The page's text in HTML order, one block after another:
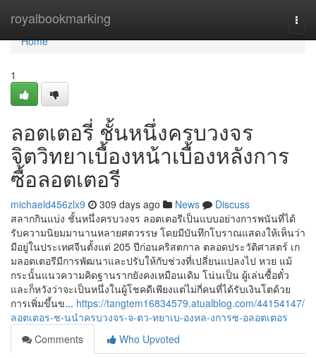
royalbookmarking
Home
Home
1
ลอตเตอรี่ ชั้นหนึ่งครบวงจร
จิตวิทยาเบื้องหน้าเบื้องหลังการ
ซื้อลอตเตอรี
michaeld456zlx9 309 days ago News
Discuss
สลากกินแบ่ง ชั้นหนึ่งครบวงจร ลอตเตอรีเป็นแบบอย่างการพนันที่ได้
รับความนิยมมานานหลายศตวรรษ โดยมีบันทึกโบราณแสดงให้เห็นว่า
มีอยู่ในประเทศจีนตั้งแต่ 205 ปีก่อนคริสตกาล ตลอดประวัติศาสตร์ เก
มลอตเตอรีมีการพัฒนาและปรับให้กับช่วงที่เปลี่ยนแปลงไป หวย แม้
กระนั้นแนวความคิดฐานรากยังคงเหมือนเดิม โน่นเป็น ผู้เล่นซื้อตั๋ว
และก็หวังว่าจะเป็นหนึ่งในผู้โชคดีเพียงแต่ไม่กี่คนที่ได้รับเงินโตด้วย
การเพิ่มขึ้นข... https://tangtem16834579.atualblog.com/44154147/
ลอตเตอร-ช-นนำครบวงจร-จ-ตว-ทยาเบ-องหล-งการซ-อลอตเตอร
Comments
Who Upvoted